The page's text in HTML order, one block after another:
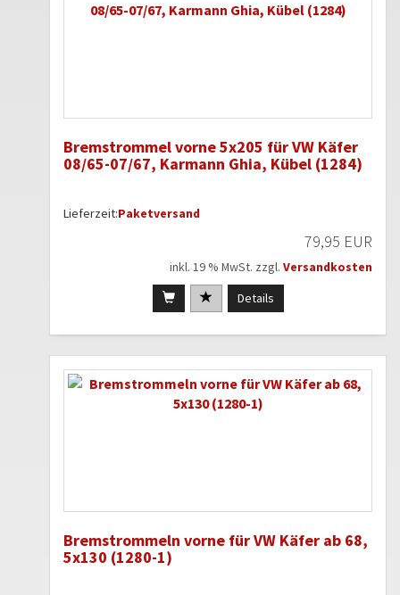
Bremstrommel vorne 5x205 für VW Käfer
08/65-07/67, Karmann Ghia, Kübel (1284)
Lieferzeit:Paketversand
79,95 EUR
inkl. 19 % MwSt. zzgl. Versandkosten
Details
Bremstrommeln vorne für VW Käfer ab 68,
5x130 (1280-1)